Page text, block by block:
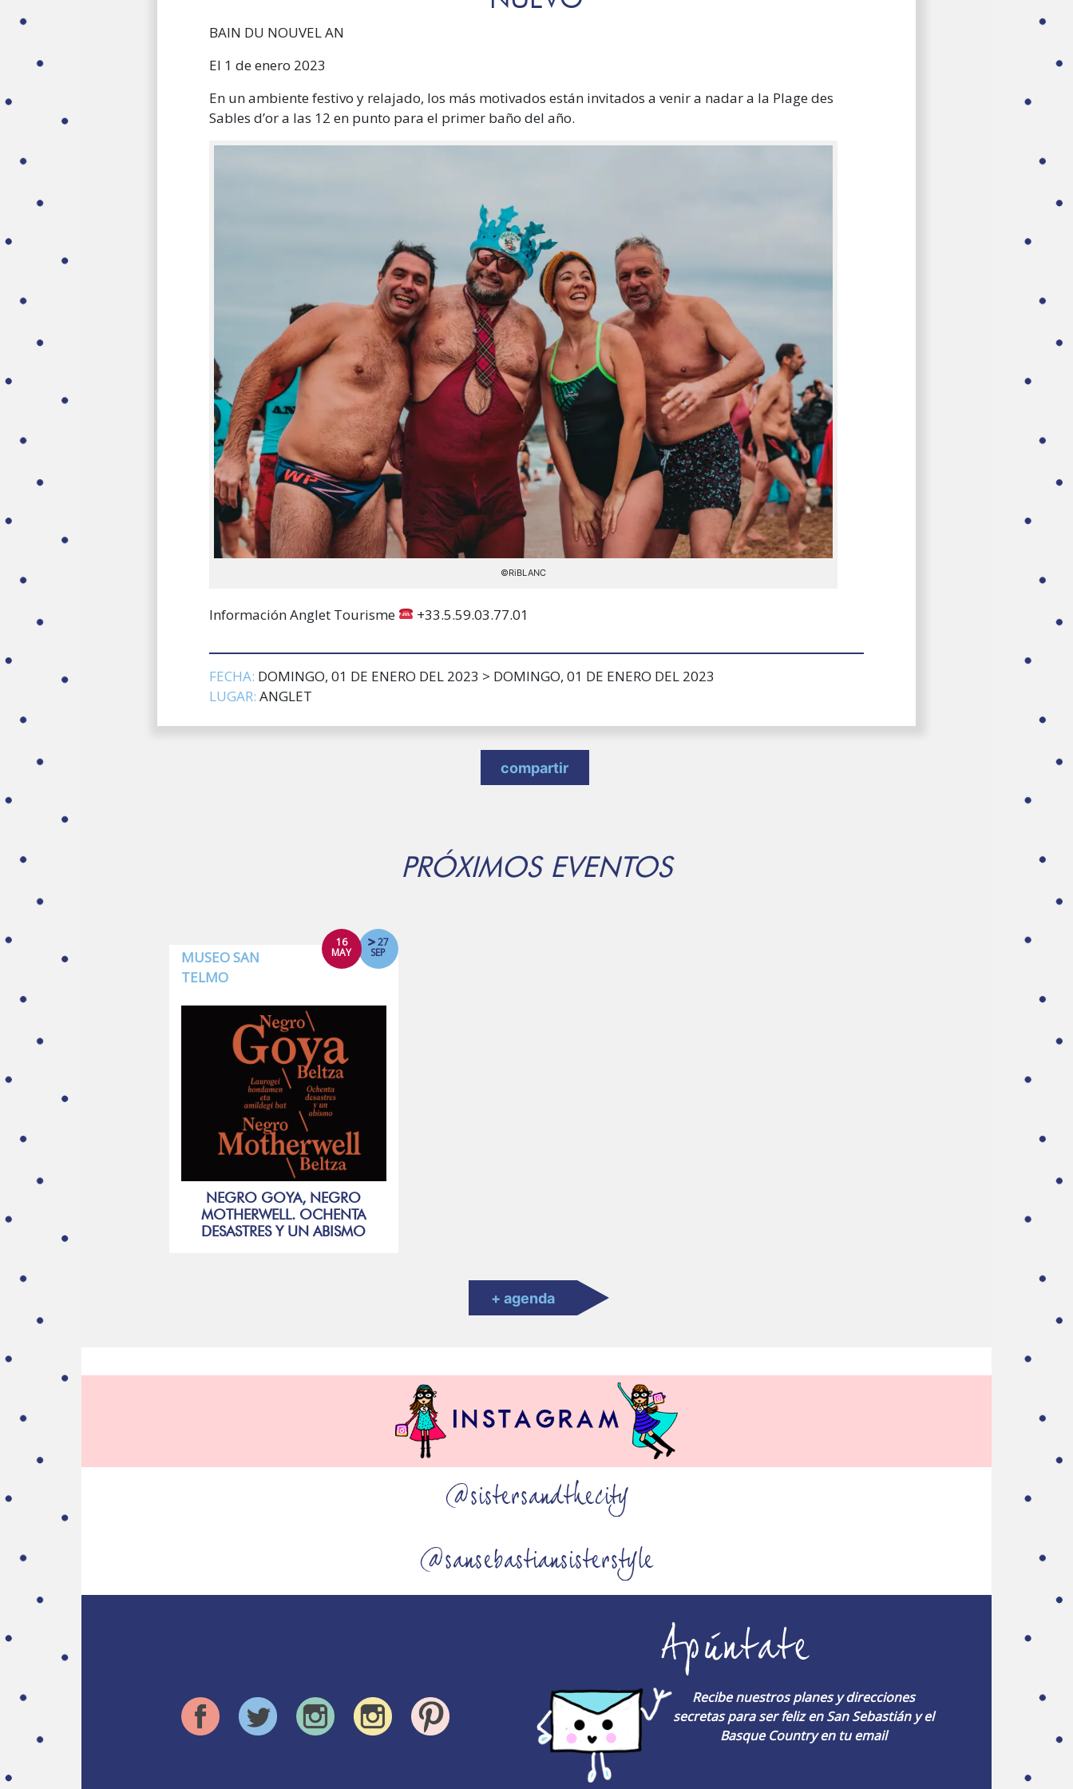
BAIN DU NOUVEL AN
El 1 de enero 2023
En un ambiente festivo y relajado, los más motivados están invitados a venir a nadar a la Plage des
Sables d’or a las 12 en punto para el primer baño del año.
©RiBLANC
Información Anglet Tourisme +33.5.59.03.77.01
FECHA: DOMINGO, 01 DE ENERO DEL 2023 > DOMINGO, 01 DE ENERO DEL 2023
LUGAR: ANGLET
compartir
PRÓXIMOS EVENTOS
16
MAY
27
SEP
MUSEO SAN
TELMO
NEGRO GOYA, NEGRO
MOTHERWELL. OCHENTA
DESASTRES Y UN ABISMO
+ agenda
@sistersandthecity
@sansebastiansisterstyle
Apúntate
Recibe nuestros planes y direcciones
secretas para ser feliz en San Sebastián y el
Basque Country en tu email